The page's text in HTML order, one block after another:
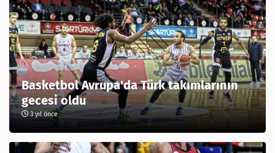
Basketbol Avrupa'da Türk takımlarının
gecesi oldu
3 yıl önce